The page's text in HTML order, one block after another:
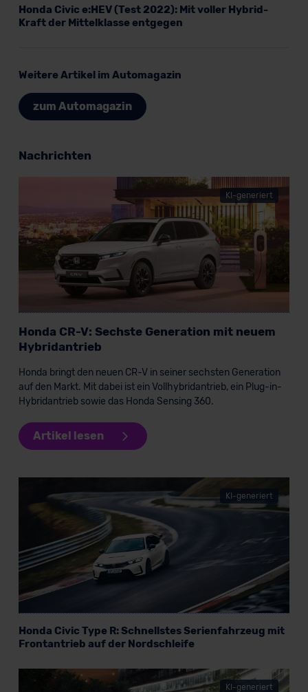
Honda Civic e:HEV (Test 2022): Mit voller Hybrid-
Kraft der Mittelklasse entgegen
Weitere Artikel im Automagazin
zum Automagazin
Nachrichten
KI-generiert
Honda CR-V: Sechste Generation mit neuem
Hybridantrieb
Honda bringt den neuen CR-V in seiner sechsten Generation
auf den Markt. Mit dabei ist ein Vollhybridantrieb, ein Plug-in-
Hybridantrieb sowie das Honda Sensing 360.
Artikel lesen
KI-generiert
Honda Civic Type R: Schnellstes Serienfahrzeug mit
Frontantrieb auf der Nordschleife
KI-generiert